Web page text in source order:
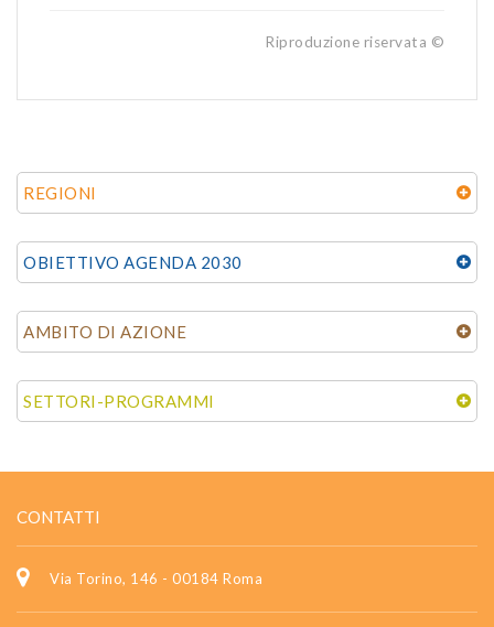
Riproduzione riservata ©
REGIONI
OBIETTIVO AGENDA 2030
AMBITO DI AZIONE
SETTORI-PROGRAMMI
CONTATTI
Via Torino, 146 - 00184 Roma